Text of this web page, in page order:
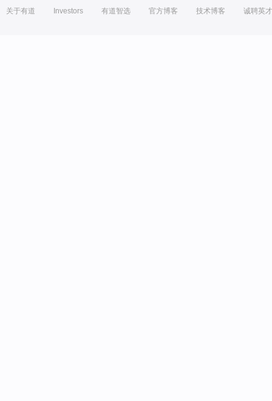
关于有道 Investors 有道智选 官方博客 技术博客 诚聘英才